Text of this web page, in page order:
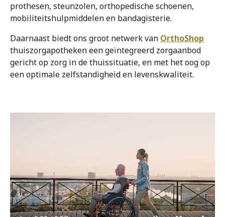
prothesen, steunzolen, orthopedische schoenen,
mobiliteitshulpmiddelen en bandagisterie.
Daarnaast biedt ons groot netwerk van OrthoShop
thuiszorgapotheken een geïntegreerd zorgaanbod
gericht op zorg in de thuissituatie, en met het oog op
een optimale zelfstandigheid en levenskwaliteit.